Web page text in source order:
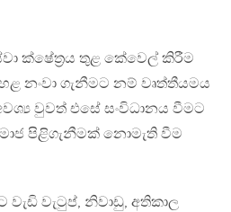
ක්ෂේත්‍රය තුළ කේවෙල් කිරීම
නංවා ගැනීමට නම් වෘත්තීයමය
වුවත් එසේ සංවිධානය වීමට
පිළිගැනීමක් නොමැති වීම
වැටුප්, නිවාඩු, අතිකාල